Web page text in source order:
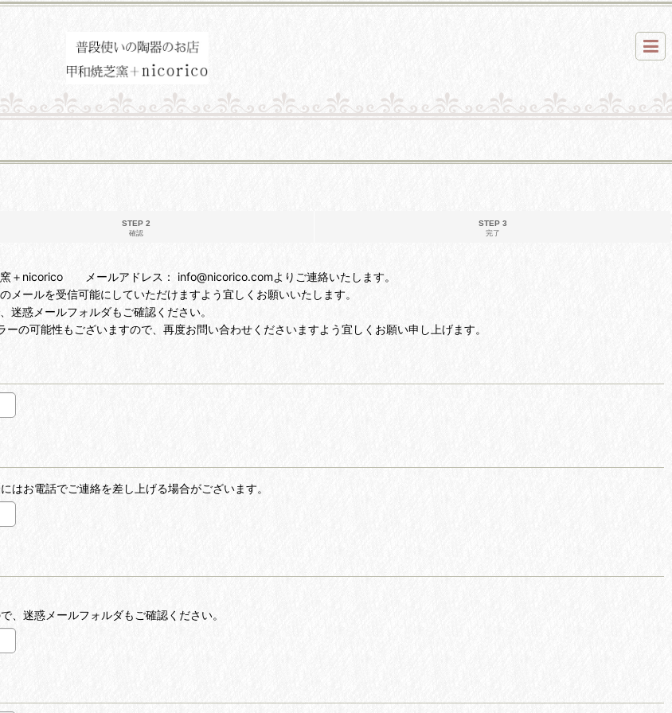
STEP 2
確認
STEP 3
完了
＋nicorico メールアドレス： info@nicorico.comよりご連絡いたします。
ールを受信可能にしていただけますよう宜しくお願いいたします。
迷惑メールフォルダもご確認ください。
の可能性もございますので、再度お問い合わせくださいますよう宜しくお願い申し上げます。
お電話でご連絡を差し上げる場合がございます。
、迷惑メールフォルダもご確認ください。